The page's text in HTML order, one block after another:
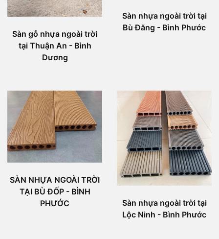
Sàn gỗ nhựa ngoài trời
tại Thuận An - Bình
Dương
Sàn nhựa ngoài trời tại
Bù Đăng - Bình Phước
SÀN NHỰA NGOÀI TRỜI
TẠI BÙ ĐỐP - BÌNH
PHƯỚC
Sàn nhựa ngoài trời tại
Lộc Ninh - Bình Phước